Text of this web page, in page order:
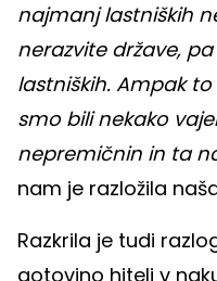
najmanj lastniških
nerazvite države,
lastniških. Ampak
smo bili nekako
nepremičnin in ta
nam je razložila
Razkrila je tudi
gotovino hiteli v